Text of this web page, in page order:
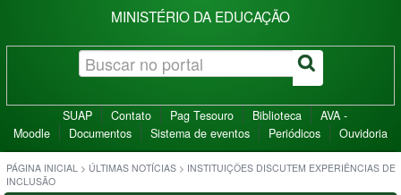
MINISTÉRIO DA EDUCAÇÃO
SUAP Contato Pag Tesouro Biblioteca
AVA -
Moodle
Documentos Sistema de eventos Periódicos Ouvidoria
PÁGINA INICIAL > ÚLTIMAS NOTÍCIAS > INSTITUIÇÕES DISCUTEM EXPERIÊNCIAS DE
INCLUSÃO